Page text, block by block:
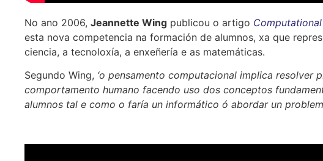
No ano 2006, Jeannette Wing publicou o artigo
esta nova competencia na formación de alumnos, xa que
ciencia, a tecnoloxía, a enxeñería e as matemáticas.
Segundo Wing, ‘o pensamento computacional implica resolver
comportamento humano facendo uso dos conceptos
alumnos tal e como o faría un informático ó abordar un